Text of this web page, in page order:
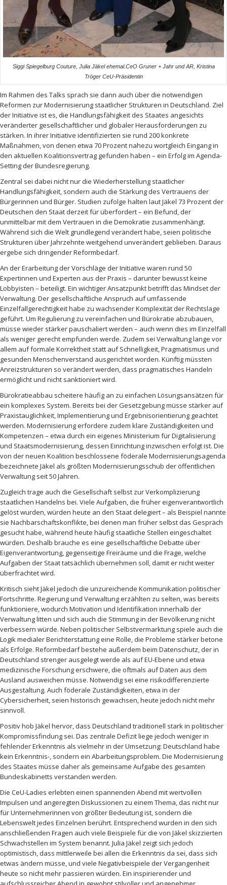
Siggi Spiegelburg Couture, Julia Jäkel ehemal.CeO Gruner + Jahr und AR, Kristina
Tröger CeU-Präsidentin
Im Rahmen des Talks sprach sie dann auch über die notwendigen
Reformen zur Modernisierung staatlicher Strukturen in Deutschland. Ziel
der Initiative ist es, die Handlungsfähigkeit des Staates angesichts
veränderter gesellschaftlicher und globaler Herausforderungen zu
stärken. In ihrer Initiative identifizierten sie rund 200 konkrete
Maßnahmen, von denen etwa 70 Prozent nahezu wortgleich Eingang in
den aktuellen Koalitionsvertrag gefunden haben – ein Erfolg im Agenda-
Setting der Bundesregierung.
Zentral sei dabei nicht nur die Wiederherstellung staatlicher
Handlungsfähigkeit, sondern auch die Stärkung des Vertrauens der
Bürgerinnen und Bürger. Studien zufolge halten laut Jäkel 73 Prozent der
Deutschen den Staat derzeit für überfordert – ein Befund, der
unmittelbar mit dem Vertrauen in die Demokratie zusammenhängt.
Während sich die Welt grundlegend verändert habe, seien politische
Strukturen über Jahrzehnte weitgehend unverändert geblieben. Daraus
ergebe sich dringender Reformbedarf.
An der Erarbeitung der Vorschläge der Initiative waren rund 50
Expertinnen und Experten aus der Praxis – darunter bewusst keine
Lobbyisten – beteiligt. Ein wichtiger Ansatzpunkt betrifft das Mindset der
Verwaltung. Der gesellschaftliche Anspruch auf umfassende
Einzelfallgerechtigkeit habe zu wachsender Komplexität der Rechtslage
geführt. Um Regulierung zu vereinfachen und Bürokratie abzubauen,
müsse wieder stärker pauschaliert werden – auch wenn dies im Einzelfall
als weniger gerecht empfunden werde. Zudem sei Verwaltung lange vor
allem auf formale Korrektheit statt auf Schnelligkeit, Pragmatismus und
gesunden Menschenverstand ausgerichtet worden. Künftig müssten
Anreizstrukturen so verändert werden, dass pragmatisches Handeln
ermöglicht und nicht sanktioniert wird.
Bürokratieabbau scheitere häufig an zu einfachen Lösungsansätzen für
ein komplexes System. Bereits bei der Gesetzgebung müsse stärker auf
Praxistauglichkeit, Implementierung und Ergebnisorientierung geachtet
werden. Modernisierung erfordere zudem klare Zuständigkeiten und
Kompetenzen – etwa durch ein eigenes Ministerium für Digitalisierung
und Staatsmodernisierung, dessen Einrichtung inzwischen erfolgt ist. Die
von der neuen Koalition beschlossene föderale Modernisierungsagenda
bezeichnete Jäkel als größten Modernisierungsschub der öffentlichen
Verwaltung seit 50 Jahren.
Zugleich trage auch die Gesellschaft selbst zur Verkomplizierung
staatlichen Handelns bei. Viele Aufgaben, die früher eigenverantwortlich
gelöst wurden, würden heute an den Staat delegiert – als Beispiel nannte
sie Nachbarschaftskonflikte, bei denen man früher selbst das Gespräch
gesucht habe, während heute häufig staatliche Stellen eingeschaltet
würden. Deshalb brauche es eine gesellschaftliche Debatte über
Eigenverantwortung, gegenseitige Freiräume und die Frage, welche
Aufgaben der Staat tatsächlich übernehmen soll, damit er nicht weiter
überfrachtet wird.
Kritisch sieht Jäkel jedoch die unzureichende Kommunikation politischer
Fortschritte. Regierung und Verwaltung erzählten zu selten, was bereits
funktioniere, wodurch Motivation und Identifikation innerhalb der
Verwaltung litten und sich auch die Stimmung in der Bevölkerung nicht
verbessern würde. Neben politischer Selbstvermarktung spiele auch die
Logik medialer Berichterstattung eine Rolle, die Probleme stärker betone
als Erfolge. Reformbedarf bestehe außerdem beim Datenschutz, der in
Deutschland strenger ausgelegt werde als auf EU-Ebene und etwa
medizinische Forschung erschwere, die oftmals auf Daten aus dem
Ausland ausweichen müsse. Notwendig sei eine risikodifferenzierte
Ausgestaltung. Auch föderale Zuständigkeiten, etwa in der
Cybersicherheit, seien historisch gewachsen, heute jedoch nicht mehr
sinnvoll.
Positiv hob Jäkel hervor, dass Deutschland traditionell stark in politischer
Kompromissfindung sei. Das zentrale Defizit liege jedoch weniger in
fehlender Erkenntnis als vielmehr in der Umsetzung: Deutschland habe
kein Erkenntnis-, sondern ein Abarbeitungsproblem. Die Modernisierung
des Staates müsse daher als gemeinsame Aufgabe des gesamten
Bundeskabinetts verstanden werden.
Die CeU-Ladies erlebten einen spannenden Abend mit wertvollen
Impulsen und angeregten Diskussionen zu einem Thema, das nicht nur
für Unternehmerinnen von größter Bedeutung ist, sondern die
Lebenswelt jedes Einzelnen berührt. Entsprechend wurden in den sich
anschließenden Fragen auch viele Beispiele für die von Jäkel skizzierten
Schwachstellen im System benannt. Julia Jäkel zeigt sich jedoch
optimistisch, dass mittlerweile bei allen die Erkenntnis da sei, dass sich
etwas ändern müsse, und viele Negativbeispiele der Vergangenheit
heute so nicht mehr passieren würden. Ein inspirierender und